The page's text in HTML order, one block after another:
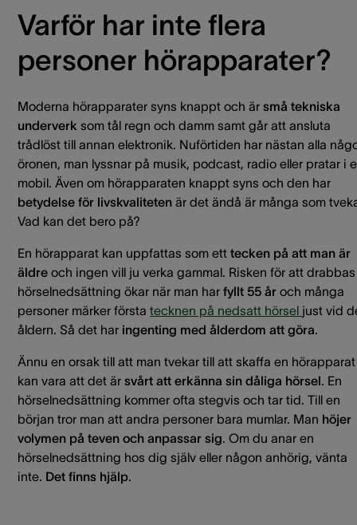
Varför har inte flera
personer hörapparater?
Moderna hörapparater syns knappt och är små tekniska
underverk som tål regn och damm samt går att ansluta
trådlöst till annan elektronik. Nuförtiden har nästan alla
öronen, man lyssnar på musik, podcast, radio eller pratar i
mobil. Även om hörapparaten knappt syns och den har
betydelse för livskvaliteten är det ändå är många som
Vad kan det bero på?
En hörapparat kan uppfattas som ett tecken på att man är
äldre och ingen vill ju verka gammal. Risken för att
hörselnedsättning ökar när man har fyllt 55 år och många
personer märker första tecknen på nedsatt hörsel just vid
åldern. Så det har ingenting med ålderdom att göra.
Ännu en orsak till att man tvekar till att skaffa en hörapparat
kan vara att det är svårt att erkänna sin dåliga hörsel. En
hörselnedsättning kommer ofta stegvis och tar tid. Till en
början tror man att andra personer bara mumlar. Man höjer
volymen på teven och anpassar sig. Om du anar en
hörselnedsättning hos dig själv eller någon anhörig, vänta
inte. Det finns hjälp.